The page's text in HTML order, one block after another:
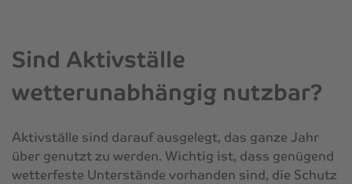
Sind Aktivställe
wetterunabhängig nutzbar?
Aktivställe sind darauf ausgelegt, das ganze Jahr
über genutzt zu werden. Wichtig ist, dass genügend
wetterfeste Unterstände vorhanden sind, die Schutz